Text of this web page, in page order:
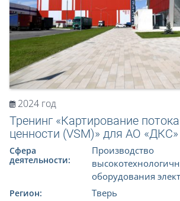
2024 год
Тренинг «Картирование
ценности (VSM)» для АО «ДКС»
Сфера
деятельности:
Производство
оборудования
Регион: Тверь